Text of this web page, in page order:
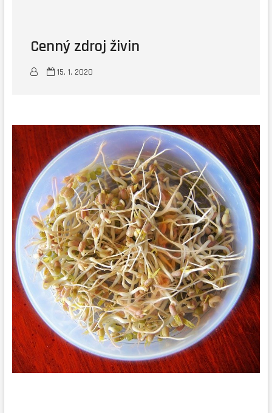
Cenný zdroj živin
15. 1. 2020